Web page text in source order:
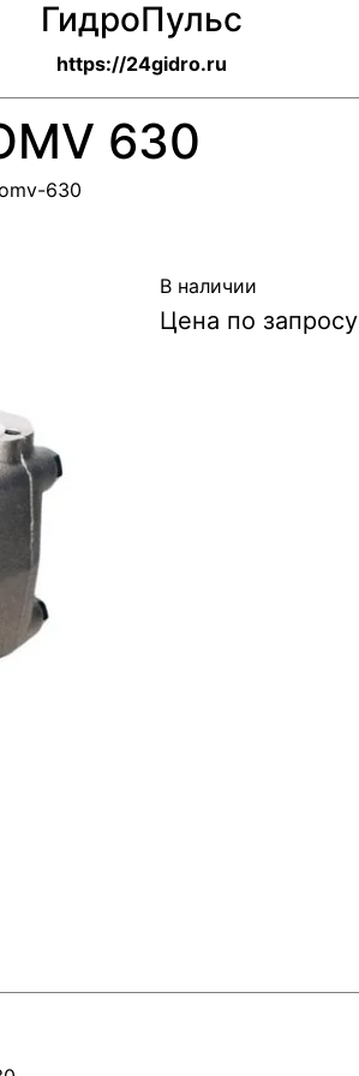
ГидроПульс
https://24gidro.ru
630
630
В наличии
Цена по запросу